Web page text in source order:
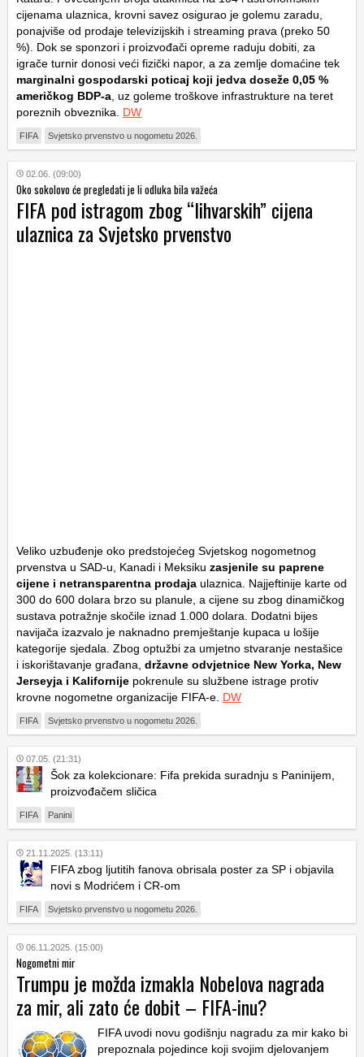
cijenama ulaznica, krovni savez osigurao je golemu zaradu,
ponajviše od prodaje televizijskih i streaming prava (preko 50
%). Dok se sponzori i proizvođači opreme raduju dobiti, za
igrače turnir donosi veći fizički napor, a za zemlje domaćine tek
marginalni gospodarski poticaj koji jedva doseže 0,05 %
američkog BDP-a , uz goleme troškove infrastrukture na teret
poreznih obveznika. DW
FIFA Svjetsko prvenstvo u nogometu 2026.
02.06. (09:00)
Oko sokolovo će pregledati je li odluka bila važeća
FIFA pod istragom zbog “lihvarskih” cijena
ulaznica za Svjetsko prvenstvo
Veliko uzbuđenje oko predstojećeg Svjetskog nogometnog
prvenstva u SAD-u, Kanadi i Meksiku zasjenile su paprene
cijene i netransparentna prodaja ulaznica. Najjeftinije karte od
300 do 600 dolara brzo su planule, a cijene su zbog dinamičkog
sustava potražnje skočile iznad 1.000 dolara. Dodatni bijes
navijača izazvalo je naknadno premještanje kupaca u lošije
kategorije sjedala. Zbog optužbi za umjetno stvaranje nestašice
i iskorištavanje građana, državne odvjetnice New Yorka, New
Jerseyja i Kalifornije pokrenule su službene istrage protiv
krovne nogometne organizacije FIFA-e. DW
FIFA Svjetsko prvenstvo u nogometu 2026.
07.05. (21:31)
Šok za kolekcionare: Fifa prekida suradnju s Paninijem,
proizvođačem sličica
FIFA Panini
21.11.2025. (13:11)
FIFA zbog ljutitih fanova obrisala poster za SP i objavila
novi s Modrićem i CR-om
FIFA Svjetsko prvenstvo u nogometu 2026.
06.11.2025. (15:00)
Nogometni mir
Trumpu je možda izmakla Nobelova nagrada
za mir, ali zato će dobit – FIFA-inu?
FIFA uvodi novu godišnju nagradu za mir kako bi
prepoznala pojedince koji svojim djelovanjem